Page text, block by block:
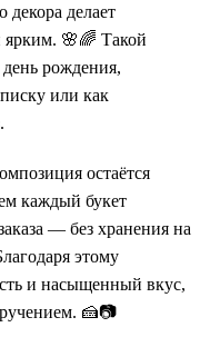
декора делает
🌸🌈 Такой
рождения,
или как
остаётся
каждый букет
— без хранения на
этому
и насыщенный вкус,
🍰📷